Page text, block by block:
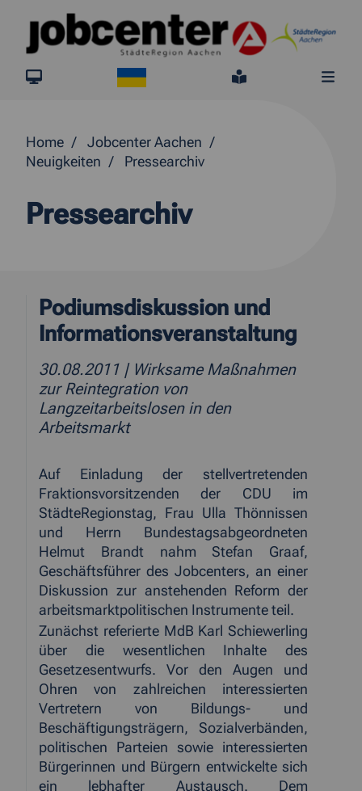
Springe direkt zum Inhalt
jobcenter.digital
Leichte
Home
Jobcenter Aachen
Neuigkeiten
Pressearchiv
Pressearchiv
Podiumsdiskussion und
Informationsveranstaltung
30.08.2011 | Wirksame Maßnahmen
zur Reintegration von
Langzeitarbeitslosen in den
Arbeitsmarkt
Auf Einladung der stellvertretenden
Fraktionsvorsitzenden der CDU im
StädteRegionstag, Frau Ulla Thönnissen
und Herrn Bundestagsabgeordneten
Helmut Brandt nahm Stefan Graaf,
Geschäftsführer des Jobcenters, an einer
Diskussion zur anstehenden Reform der
arbeitsmarktpolitischen Instrumente teil.
Zunächst referierte MdB Karl Schiewerling
über die wesentlichen Inhalte des
Gesetzesentwurfs. Vor den Augen und
Ohren von zahlreichen interessierten
Vertretern von Bildungs- und
Beschäftigungsträgern, Sozialverbänden,
politischen Parteien sowie interessierten
Bürgerinnen und Bürgern entwickelte sich
ein lebhafter Austausch. Dem